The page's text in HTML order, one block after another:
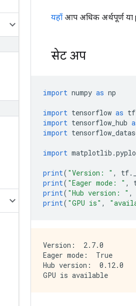
यहाँ आप अधिक अर्थपूर्ण या
सेट अप
import numpy as np
import tensorflow as tf
import tensorflow_hub
import
import matplotlib .
print( "Version: " , tf.
print( "Eager mode: " ,
print( "Hub version: " ,
print( "GPU is" ,
Version:  2.7.0
Eager mode:  True
Hub version:  0.12.0